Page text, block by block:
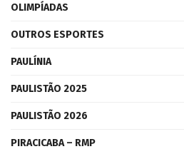
OLIMPÍADAS
OUTROS ESPORTES
PAULÍNIA
PAULISTÃO 2025
PAULISTÃO 2026
PIRACICABA – RMP